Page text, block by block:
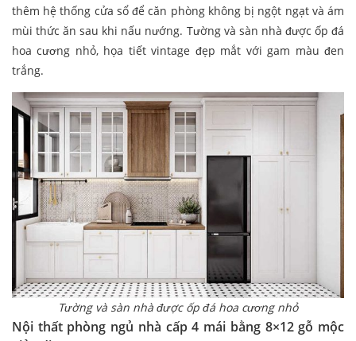
thêm hệ thống cửa sổ để căn phòng không bị ngột ngạt và ám
mùi thức ăn sau khi nấu nướng. Tường và sàn nhà được ốp đá
hoa cương nhỏ, họa tiết vintage đẹp mắt với gam màu đen
trắng.
Tường và sàn nhà được ốp đá hoa cương nhỏ
Nội thất phòng ngủ nhà cấp 4 mái bằng 8×12 gỗ mộc